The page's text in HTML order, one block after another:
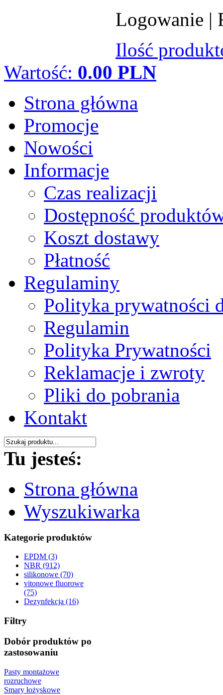
Logowanie |
Ilość
Wartość: 0.00 PLN
Strona główna
Promocje
Nowości
Informacje
Czas realizacji
Dostępność
Koszt dostawy
Płatność
Regulaminy
Polityka prywatności
Regulamin
Polityka Prywatności
Reklamacje i zwroty
Pliki do pobrania
Kontakt
Tu jesteś:
Strona główna
Wyszukiwarka
Kategorie produktów
EPDM (3)
NBR (912)
silikonowe (70)
vitonowe fluorowe
(75)
Dezynfekcja (16)
Filtry
Dobór produktów po
zastosowaniu
Pasty montażowe
rozruchowe
Smary łożyskowe